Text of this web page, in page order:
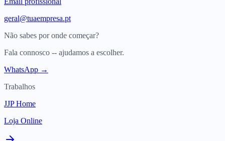
geral@tuaempresa.pt
Não sabes por onde começar?
Fala connosco -- ajudamos a escolher.
WhatsApp →
Trabalhos
JJP Home
Loja Online